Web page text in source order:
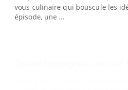
vous culinaire qui bouscule les
épisode, une ...
travail" de Pourquoi Docteur
DRH et directeur ...